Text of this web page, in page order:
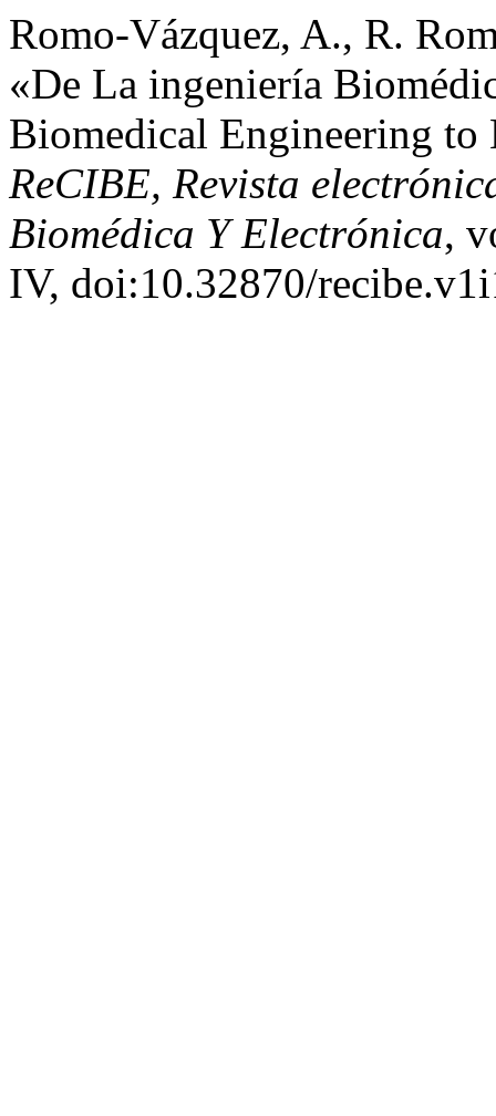
Romo-Vázquez, A., R.
«De La ingeniería
Biomedical Engineering to
ReCIBE, Revista
Biomédica Y Electrónica,
IV, doi:10.32870/